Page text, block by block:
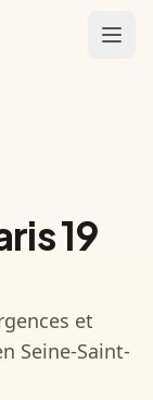
19
et
Seine-Saint-